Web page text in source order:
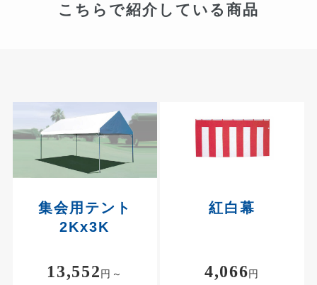
こちらで紹介している商品
集会用テント
2Kx3K
13,552円～
紅白幕
4,066円